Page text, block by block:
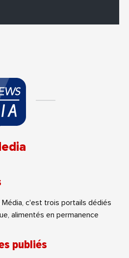
Média, c'est trois portails dédiés
alimentés en permanence
publiés